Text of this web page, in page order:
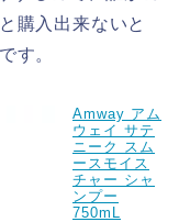
購入出来ないと
す。
Amway アム
ウェイ サテ
ニーク スム
ースモイス
チャー シャ
ンプー
750mL